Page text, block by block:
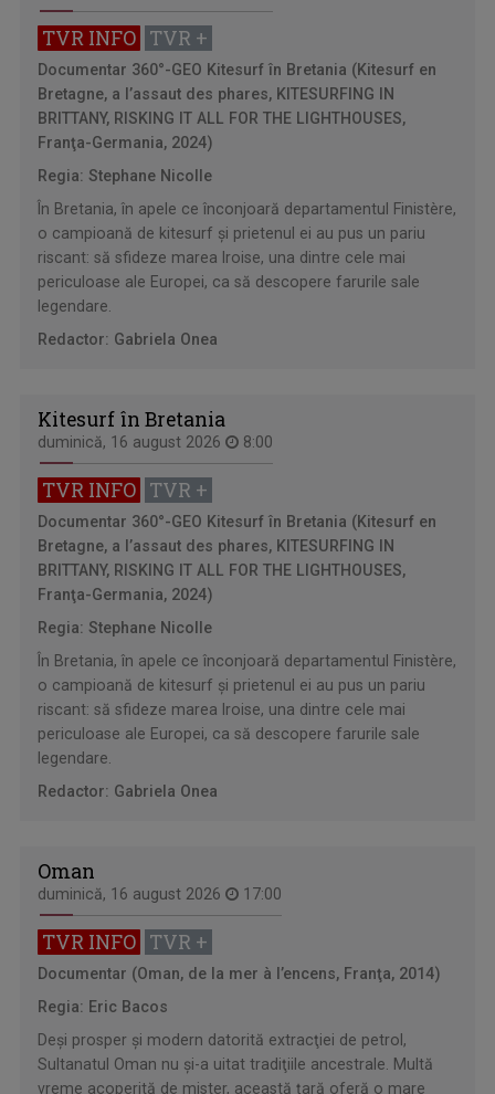
TVR INFO TVR +
Documentar 360°-GEO Kitesurf în Bretania (Kitesurf en
Bretagne, a l’assaut des phares, KITESURFING IN
BRITTANY, RISKING IT ALL FOR THE LIGHTHOUSES,
Franţa-Germania, 2024)
Regia: Stephane Nicolle
În Bretania, în apele ce înconjoară departamentul Finistère,
o campioană de kitesurf şi prietenul ei au pus un pariu
riscant: să sfideze marea Iroise, una dintre cele mai
periculoase ale Europei, ca să descopere farurile sale
legendare.
Redactor: Gabriela Onea
Kitesurf în Bretania
duminică, 16 august 2026 8:00
TVR INFO TVR +
Documentar 360°-GEO Kitesurf în Bretania (Kitesurf en
Bretagne, a l’assaut des phares, KITESURFING IN
BRITTANY, RISKING IT ALL FOR THE LIGHTHOUSES,
Franţa-Germania, 2024)
Regia: Stephane Nicolle
În Bretania, în apele ce înconjoară departamentul Finistère,
o campioană de kitesurf şi prietenul ei au pus un pariu
riscant: să sfideze marea Iroise, una dintre cele mai
periculoase ale Europei, ca să descopere farurile sale
legendare.
Redactor: Gabriela Onea
Oman
duminică, 16 august 2026 17:00
TVR INFO TVR +
Documentar (Oman, de la mer à l’encens, Franţa, 2014)
Regia: Eric Bacos
Deşi prosper şi modern datorită extracţiei de petrol,
Sultanatul Oman nu şi-a uitat tradiţiile ancestrale. Multă
vreme acoperită de mister, această ţară oferă o mare